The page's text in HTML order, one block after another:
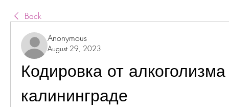
Back
Anonymous
August 29, 2023
Кодировка от
калининграде